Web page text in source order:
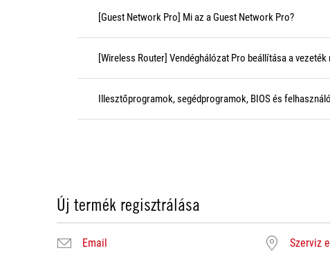
[Guest Network Pro] Mi az a Guest Network Pro?
[Wireless Router] Vendéghálózat Pro beállítása a
Illesztőprogramok, segédprogramok, BIOS és
Új termék regisztrálása
Email Szerviz